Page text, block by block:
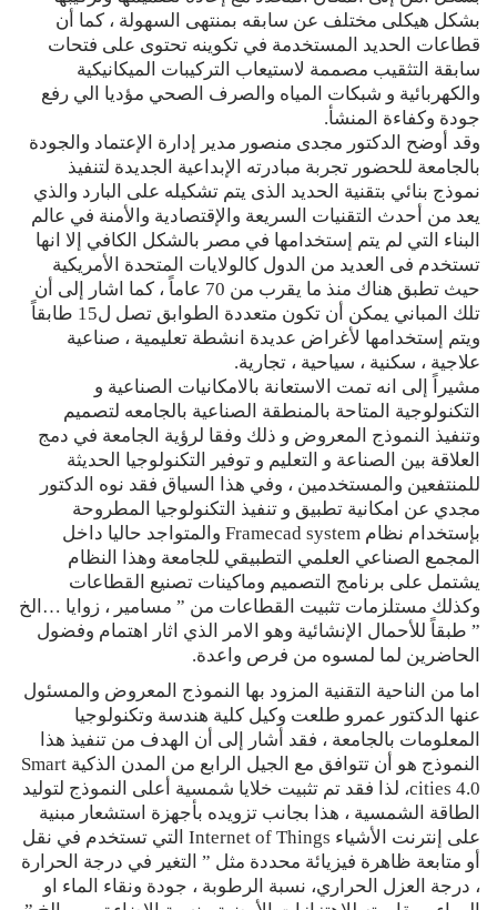
بشكل هيكلى مختلف عن سابقه بمنتهى السهولة ، كما أن
قطاعات الحديد المستخدمة في تكوينه تحتوى على فتحات
سابقة التثقيب مصممة لاستيعاب التركيبات الميكانيكية
والكهربائية و شبكات المياه والصرف الصحي مؤديا الي رفع
جودة وكفاءة المنشأ.
وقد أوضح الدكتور مجدى منصور مدير إدارة الإعتماد والجودة
بالجامعة للحضور تجربة مبادرته الإبداعية الجديدة لتنفيذ
نموذج بنائي بتقنية الحديد الذى يتم تشكيله على البارد والذي
يعد من أحدث التقنيات السريعة والإقتصادية والأمنة في عالم
البناء التي لم يتم إستخدامها في مصر بالشكل الكافي إلا انها
تستخدم فى العديد من الدول كالولايات المتحدة الأمريكية
حيث تطبق هناك منذ ما يقرب من 70 عاماً ، كما اشار إلى أن
تلك المباني يمكن أن تكون متعددة الطوابق تصل ل15 طابقاً
ويتم إستخدامها لأغراض عديدة انشطة تعليمية ، صناعية
علاجية ، سكنية ، سياحية ، تجارية.
مشيراً إلى انه تمت الاستعانة بالامكانيات الصناعية و
التكنولوجية المتاحة بالمنطقة الصناعية بالجامعه لتصميم
وتنفيذ النموذج المعروض و ذلك وفقا لرؤية الجامعة في دمج
العلاقة بين الصناعة و التعليم و توفير التكنولوجيا الحديثة
للمنتفعين والمستخدمين ، وفي هذا السياق فقد نوه الدكتور
مجدي عن امكانية تطبيق و تنفيذ التكنولوجيا المطروحة
بإستخدام نظام Framecad system والمتواجد حاليا داخل
المجمع الصناعي العلمي التطبيقي للجامعة وهذا النظام
يشتمل على برنامج التصميم وماكينات تصنيع القطاعات
وكذلك مستلزمات تثبيت القطاعات من ” مسامير ، زوايا …الخ
” طبقاً للأحمال الإنشائية وهو الامر الذي اثار اهتمام وفضول
الحاضرين لما لمسوه من فرص واعدة.
اما من الناحية التقنية المزود بها النموذج المعروض والمسئول
عنها الدكتور عمرو طلعت وكيل كلية هندسة وتكنولوجيا
المعلومات بالجامعة ، فقد أشار إلى أن الهدف من تنفيذ هذا
النموذج هو أن تتوافق مع الجيل الرابع من المدن الذكية Smart
cities 4.0، لذا فقد تم تثبيت خلايا شمسية أعلى النموذج لتوليد
الطاقة الشمسية ، هذا بجانب تزويده بأجهزة استشعار مبنية
على إنترنت الأشياء Internet of Things التي تستخدم في نقل
أو متابعة ظاهرة فيزيائة محددة مثل ” التغير في درجة الحرارة
، درجة العزل الحراري، نسبة الرطوبة ، جودة ونقاء الماء او